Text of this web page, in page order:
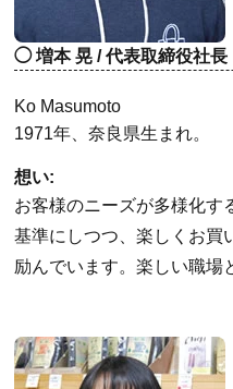
増本 晃 / 代表取締役社長
Ko Masumoto
1971年、奈良県生まれ。
想い:
お客様のニーズが多様化す
基準にしつつ、楽しくお買
励んでいます。楽しい職場